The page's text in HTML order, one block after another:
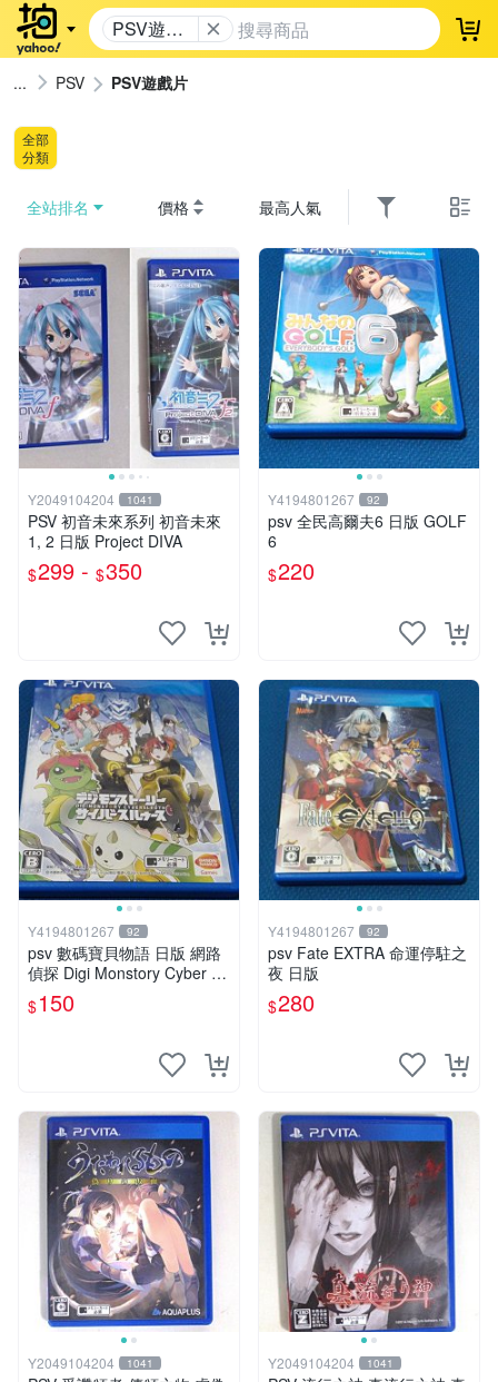
PSV遊戲
片
登
PSV PSV遊戲片
全部
分類
全站排名 價格 最高人氣
Y2049104204 1041
PSV 初音未來系列 初音未來
1, 2 日版 Project DIVA
$299 - $350
Y4194801267 92
psv 全民高爾夫6 日版 GOLF
6
$220
Y4194801267 92
psv 數碼寶貝物語 日版 網路
偵探 Digi Monstory Cyber Sl
euth
$150
Y4194801267 92
psv Fate EXTRA 命運停駐之
夜 日版
$280
Y2049104204 1041 Y2049104204 1041